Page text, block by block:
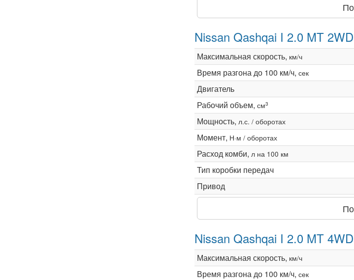
Nissan Qashqai I 2.0 MT 2WD
Максимальная скорость, км/ч
Время разгона до 100 км/ч, сек
Двигатель
Рабочий объем, см3
Мощность, л.с. / оборотах
Момент, Н·м / оборотах
Расход комби, л на 100 км
Тип коробки передач
Привод
Nissan Qashqai I 2.0 MT 4WD
Максимальная скорость, км/ч
Время разгона до 100 км/ч, сек